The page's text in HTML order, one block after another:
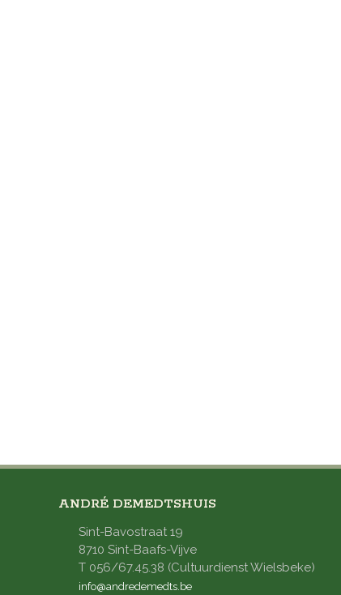
ANDRÉ DEMEDTSHUIS
Sint-Bavostraat 19
8710 Sint-Baafs-Vijve
T 056/67.45.38 (Cultuurdienst Wielsbeke)
info@andredemedts.be